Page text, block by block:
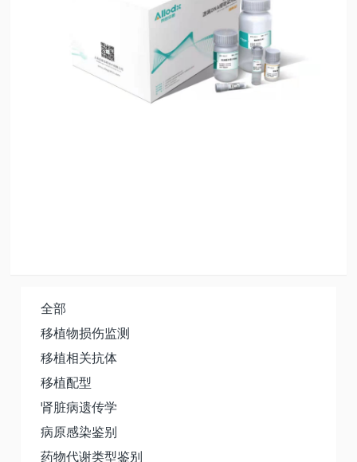
全部
移植物损伤监测
移植相关抗体
移植配型
肾脏病遗传学
病原感染鉴别
药物代谢类型鉴别